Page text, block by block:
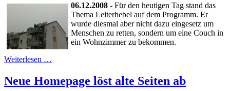
06.12.2008 - Für den heutigen Tag stand das
Thema Leiterhebel auf dem Programm. Er
wurde diesmal aber nicht dazu eingesetz um
Menschen zu retten, sondern um eine Couch in
ein Wohnzimmer zu bekommen.
Weiterlesen …
Neue Homepage löst alte Seiten ab